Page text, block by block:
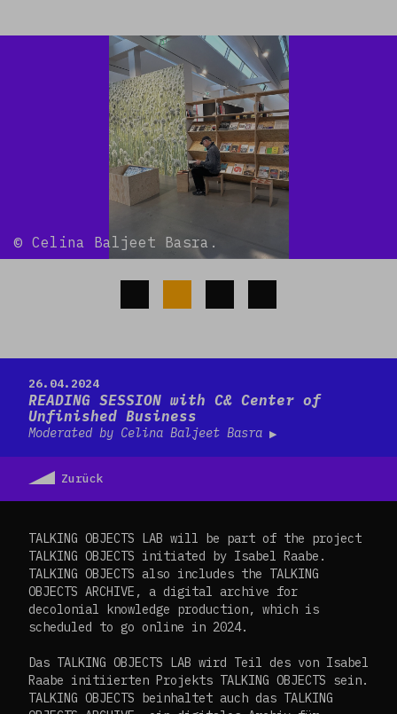
© Celina Baljeet Basra.
26.04.2024
READING SESSION with C& Center of
Unfinished Business
Moderated by Celina Baljeet Basra
Zurück
TALKING OBJECTS LAB will be part of the project
TALKING OBJECTS initiated by Isabel Raabe.
TALKING OBJECTS also includes the TALKING
OBJECTS ARCHIVE, a digital archive for
decolonial knowledge production, which is
scheduled to go online in 2024.
Das TALKING OBJECTS LAB wird Teil des von Isabel
Raabe initiierten Projekts TALKING OBJECTS sein.
TALKING OBJECTS beinhaltet auch das TALKING